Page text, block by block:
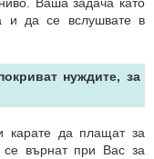
и да се вслушвате в
нуждите, за
карате да плащат за
се върнат при Вас за